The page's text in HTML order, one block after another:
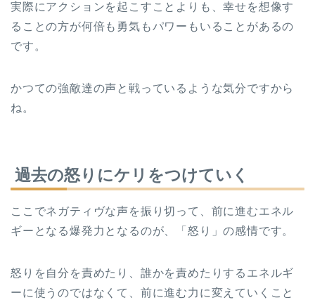
実際にアクションを起こすことよりも、幸せを想像す
ることの方が何倍も勇気もパワーもいることがあるの
です。
かつての強敵達の声と戦っているような気分ですから
ね。
過去の怒りにケリをつけていく
ここでネガティヴな声を振り切って、前に進むエネル
ギーとなる爆発力となるのが、「怒り」の感情です。
怒りを自分を責めたり、誰かを責めたりするエネルギ
ーに使うのではなくて、前に進む力に変えていくこと